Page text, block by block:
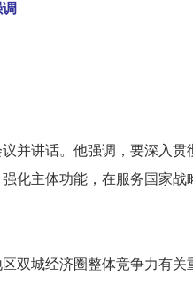
并讲话。他强调，要深入贯
化主体功能，在服务国家战
双城经济圈整体竞争力有关